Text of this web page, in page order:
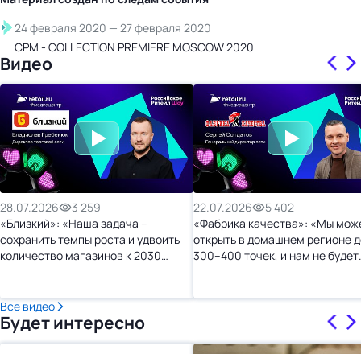
24 февраля 2020 — 27 февраля 2020
СРМ - COLLECTION PREMIERE MOSCOW 2020
Видео
28.07.2026
3 259
«Близкий»: «Наша задача –
сохранить темпы роста и удвоить
количество магазинов к 2030
22.07.2026
5 402
«Фабрика качества»: «Мы
открыть в домашнем регионе
300–400 точек, и нам не будет
Все видео
Будет интересно